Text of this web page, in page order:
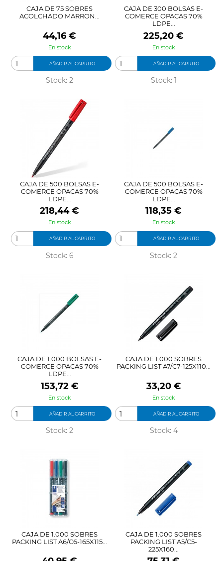
CAJA DE 75 SOBRES
ACOLCHADO MARRON...
Precio
44,16 €
En stock
AÑADIR AL CARRITO
Stock: 2
CAJA DE 300 BOLSAS E-
COMERCE OPACAS 70%
LDPE...
Precio
225,20 €
En stock
AÑADIR AL CARRITO
Stock: 1
CAJA DE 500 BOLSAS E-
COMERCE OPACAS 70%
LDPE...
Precio
218,44 €
En stock
AÑADIR AL CARRITO
Stock: 6
CAJA DE 500 BOLSAS E-
COMERCE OPACAS 70%
LDPE...
Precio
118,35 €
En stock
AÑADIR AL CARRITO
Stock: 2
CAJA DE 1.000 BOLSAS E-
COMERCE OPACAS 70%
LDPE...
Precio
153,72 €
En stock
AÑADIR AL CARRITO
Stock: 2
CAJA DE 1.000 SOBRES
PACKING LIST A7/C7-125X110...
Precio
33,20 €
En stock
AÑADIR AL CARRITO
Stock: 4
CAJA DE 1.000 SOBRES
PACKING LIST A6/C6-165X115...
CAJA DE 1.000 SOBRES
PACKING LIST A5/C5-
225X160...